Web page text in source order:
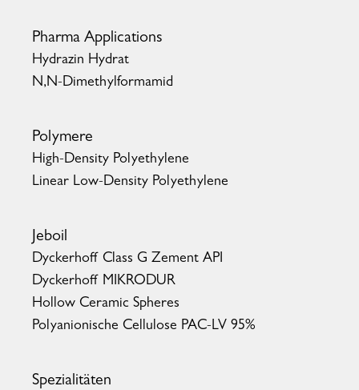
Pharma Applications
Hydrazin Hydrat
N,N-Dimethylformamid
Polymere
High-Density Polyethylene
Linear Low-Density Polyethylene
Jeboil
Dyckerhoff Class G Zement API
Dyckerhoff MIKRODUR
Hollow Ceramic Spheres
Polyanionische Cellulose PAC-LV 95%
Spezialitäten